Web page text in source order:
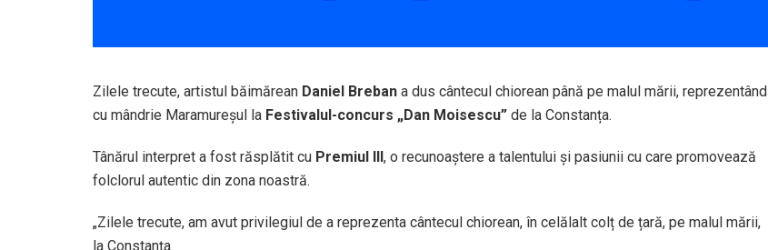
Zilele trecute, artistul băimărean Daniel Breban a dus cântecul chiorean până pe malul mării, reprezentând
cu mândrie Maramureșul la Festivalul-concurs „Dan Moisescu” de la Constanța.
Tânărul interpret a fost răsplătit cu Premiul III, o recunoaștere a talentului și pasiunii cu care promovează
folclorul autentic din zona noastră.
„Zilele trecute, am avut privilegiul de a reprezenta cântecul chiorean, în celălalt colț de țară, pe malul mării,
la Constanța.